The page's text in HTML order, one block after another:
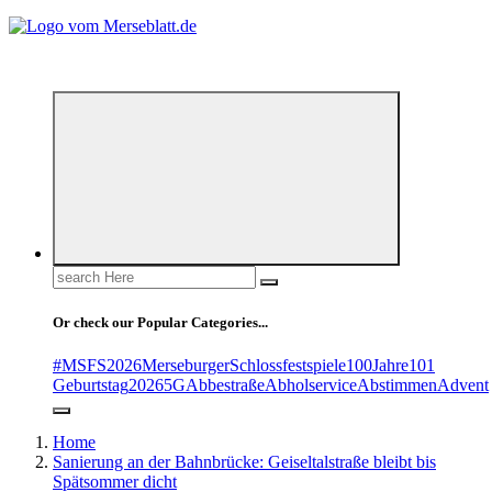
Search
for:
Or check our Popular Categories...
#MSFS2026MerseburgerSchlossfestspiele100Jahre101
Geburtstag20265GAbbestraßeAbholserviceAbstimmenAdvent
Home
Sanierung an der Bahnbrücke: Geiseltalstraße bleibt bis
Spätsommer dicht